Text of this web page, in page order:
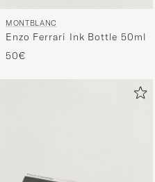
MONTBLANC
Enzo Ferrari Ink Bottle 50ml
50€